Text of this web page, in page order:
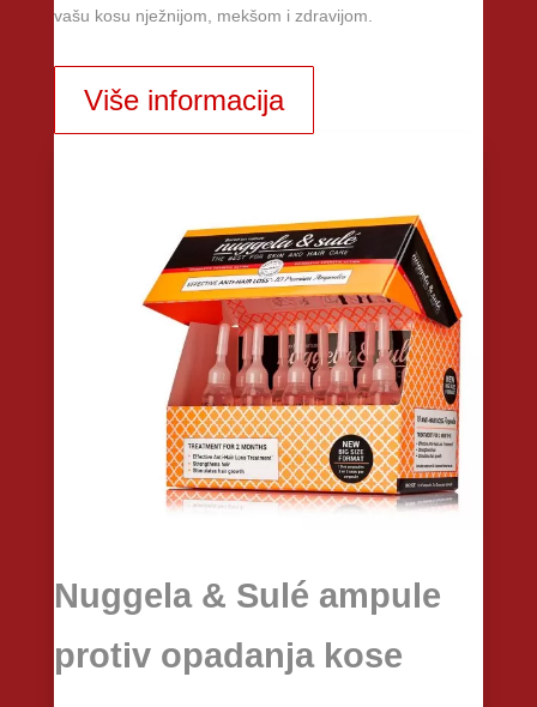
vašu kosu nježnijom, mekšom i zdravijom.
Više informacija
Nuggela & Sulé ampule
protiv opadanja kose